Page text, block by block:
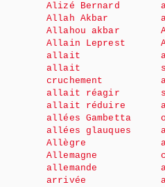
Alizé Bernard
Allah Akbar
Allahou akbar
Allain Leprest
allait
allait
cruchement
allait réagir
allait réduire
allées Gambetta
allées glauques
Allègre
Allemagne
allemande
arrivée